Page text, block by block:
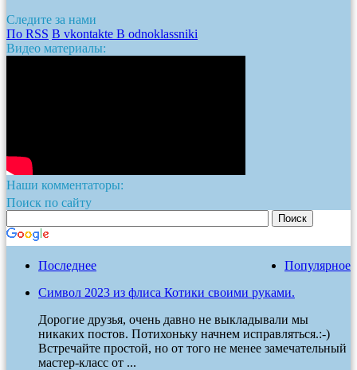
Следите за нами
По RSS В vkontakte В odnoklassniki
Видео материалы:
Наши комментаторы:
Поиск по сайту
Популярное
Последнее
Символ 2023 из флиса Котики своими руками.
Дорогие друзья, очень давно не выкладывали мы
никаких постов. Потихоньку начнем исправляться.:-)
Встречайте простой, но от того не менее замечательный
мастер-класс от ...